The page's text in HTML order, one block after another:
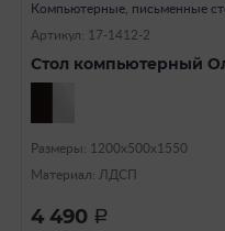
Компьютерные, письменные
Артикул: 17-1412-2
Стол компьютерный
Размеры: 1200х500х1550
Материал: ЛДСП
4 490 a